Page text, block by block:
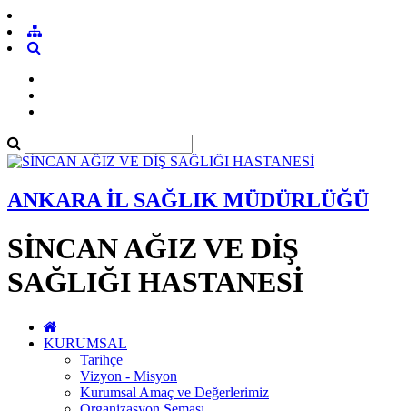
ANKARA İL SAĞLIK MÜDÜRLÜĞÜ
SİNCAN AĞIZ VE DİŞ
SAĞLIĞI HASTANESİ
KURUMSAL
Tarihçe
Vizyon - Misyon
Kurumsal Amaç ve Değerlerimiz